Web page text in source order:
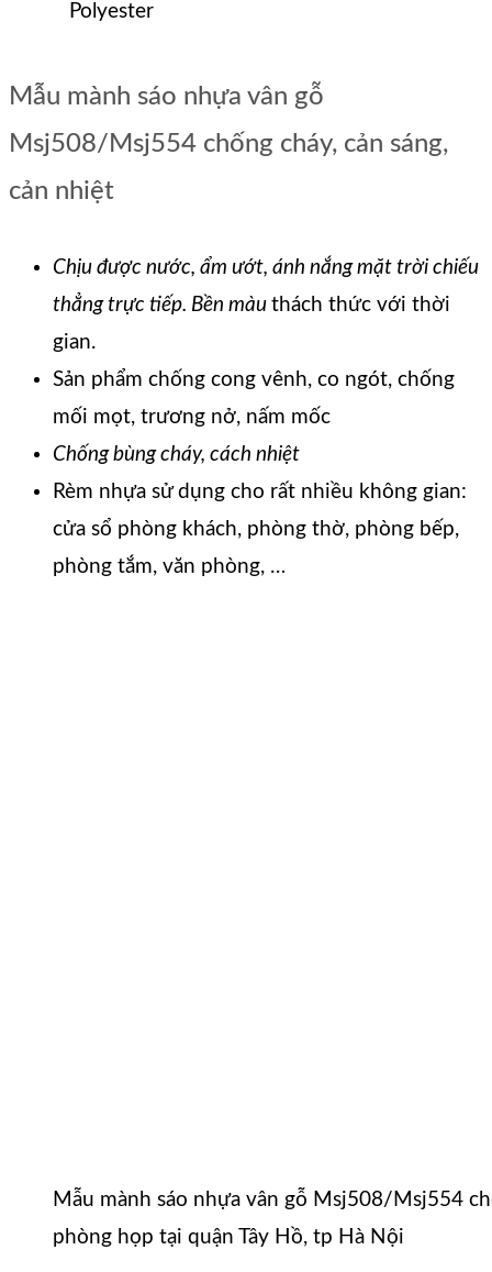
Polyester
Mẫu mành sáo nhựa vân gỗ
Msj508/Msj554 chống cháy, cản sáng,
cản nhiệt
Chịu được nước, ẩm ướt, ánh nắng mặt trời chiếu
thẳng trực tiếp. Bền màu thách thức với thời
gian.
Sản phẩm chống cong vênh, co ngót, chống
mối mọt, trương nở, nấm mốc
Chống bùng cháy, cách nhiệt
Rèm nhựa sử dụng cho rất nhiều không gian:
cửa sổ phòng khách, phòng thờ, phòng bếp,
phòng tắm, văn phòng, …
Mẫu mành sáo nhựa vân gỗ Msj508/Msj554
phòng họp tại quận Tây Hồ, tp Hà Nội